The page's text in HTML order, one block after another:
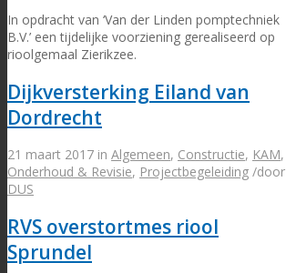
In opdracht van ‘Van der Linden pomptechniek
B.V.’ een tijdelijke voorziening gerealiseerd op
rioolgemaal Zierikzee.
Dijkversterking Eiland van
Dordrecht
21 maart 2017 in Algemeen, Constructie, KAM,
Onderhoud & Revisie, Projectbegeleiding /door
DUS
RVS overstortmes riool
Sprundel